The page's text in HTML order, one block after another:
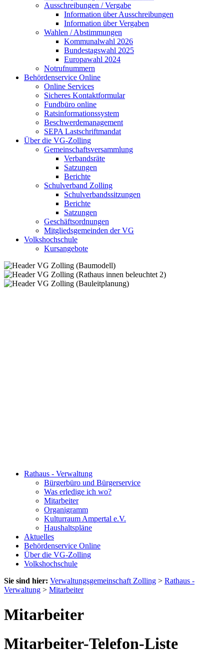
Ausschreibungen / Vergabe
Information über Ausschreibungen
Information über Vergaben
Wahlen / Abstimmungen
Kommunalwahl 2026
Bundestagswahl 2025
Europawahl 2024
Notrufnummern
Behördenservice Online
Online Services
Sicheres Kontaktformular
Fundbüro online
Ratsinformationssystem
Beschwerdemanagement
SEPA Lastschriftmandat
Über die VG-Zolling
Gemeinschaftsversammlung
Verbandsräte
Satzungen
Berichte
Schulverband Zolling
Schulverbandssitzungen
Berichte
Satzungen
Geschäftsordnungen
Mitgliedsgemeinden der VG
Volkshochschule
Kursangebote
Rathaus - Verwaltung
Bürgerbüro und Bürgerservice
Was erledige ich wo?
Mitarbeiter
Organigramm
Kulturraum Ampertal e.V.
Haushaltspläne
Aktuelles
Behördenservice Online
Über die VG-Zolling
Volkshochschule
Sie sind hier: Verwaltungsgemeinschaft Zolling > Rathaus -
Verwaltung > Mitarbeiter
Mitarbeiter
Mitarbeiter-Telefon-Liste